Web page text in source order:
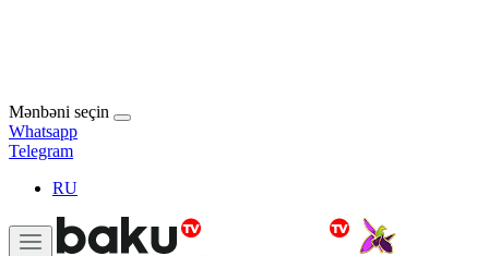
Mənbəni seçin
Whatsapp
Telegram
RU